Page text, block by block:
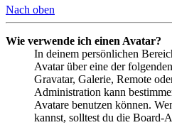
Nach oben
Wie verwende ich einen Avatar?
In deinem persönlichen
Avatar über eine der
Gravatar, Galerie, Remote
Administration kann
Avatare benutzen können.
kannst, solltest du die Board-